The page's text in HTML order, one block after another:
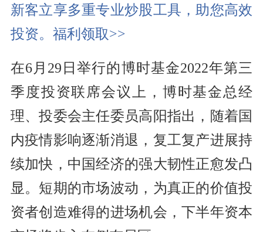
新客立享多重专业炒股工具，助您高效
投资。福利领取>>
在6月29日举行的博时基金2022年第三
季度投资联席会议上，博时基金总经
理、投委会主任委员高阳指出，随着国
内疫情影响逐渐消退，复工复产进展持
续加快，中国经济的强大韧性正愈发凸
显。短期的市场波动，为真正的价值投
资者创造难得的进场机会，下半年资本